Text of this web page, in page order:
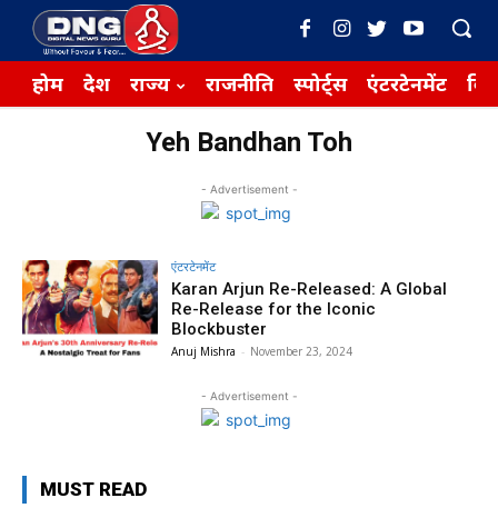
होम देश राज्य राजनीति स्पोर्ट्स एंटरटेनमेंट
Yeh Bandhan Toh
- Advertisement -
एंटरटेनमेंट
Karan Arjun Re-Released: A Global
Re-Release for the Iconic
Blockbuster
Anuj Mishra - November 23, 2024
- Advertisement -
MUST READ